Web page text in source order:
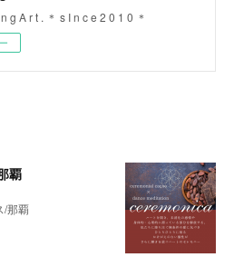
g A r t . ＊ s I n c e 2 0 1 0 ＊
覇
/那覇